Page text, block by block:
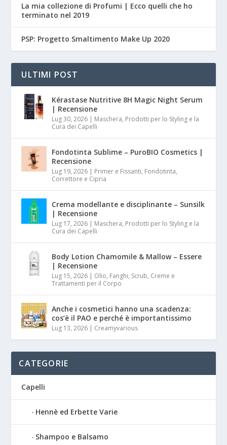
La mia collezione di Profumi | Ecco quelli che ho
terminato nel 2019
PSP: Progetto Smaltimento Make Up 2020
ULTIMI POST
Kérastase Nutritive 8H Magic Night Serum
| Recensione
Lug 30, 2026 | Maschera, Prodotti per lo Styling e la
Cura dei Capelli
Fondotinta Sublime – PuroBIO Cosmetics |
Recensione
Lug 19, 2026 | Primer e Fissanti, Fondotinta,
Correttore e Cipria
Crema modellante e disciplinante – Sunsilk
| Recensione
Lug 17, 2026 | Maschera, Prodotti per lo Styling e la
Cura dei Capelli
Body Lotion Chamomile & Mallow – Essere
| Recensione
Lug 15, 2026 | Olio, Fanghi, Scrub, Creme e
Trattamenti per il Corpo
Anche i cosmetici hanno una scadenza:
cos’è il PAO e perché è importantissimo
Lug 13, 2026 | Creamyvarious
CATEGORIE
Capelli
Hennè ed Erbette Varie
Shampoo e Balsamo